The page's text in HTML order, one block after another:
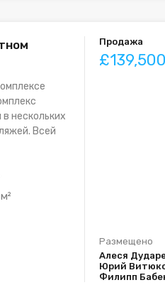
нескольких
Всей
м²
Продажа
£139,500
Размещено
Алеся
Юрий
Филипп